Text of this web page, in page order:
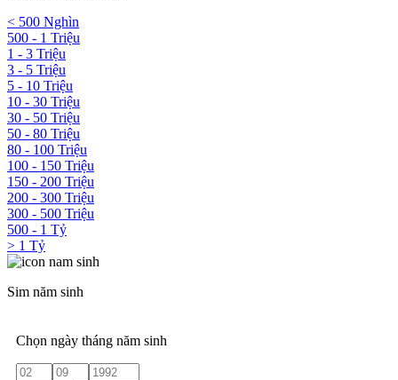
< 500 Nghìn
500 - 1 Triệu
1 - 3 Triệu
3 - 5 Triệu
5 - 10 Triệu
10 - 30 Triệu
30 - 50 Triệu
50 - 80 Triệu
80 - 100 Triệu
100 - 150 Triệu
150 - 200 Triệu
200 - 300 Triệu
300 - 500 Triệu
500 - 1 Tỷ
> 1 Tỷ
Sim năm sinh
Chọn ngày tháng năm sinh